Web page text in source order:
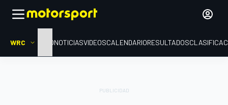
WRC INICIONOTICIASVIDEOSCALENDARIORESULTADOS